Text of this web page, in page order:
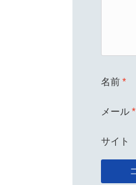
名前 *
メール *
サイト